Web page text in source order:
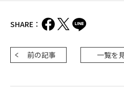
SHARE：
前の記事 一覧を